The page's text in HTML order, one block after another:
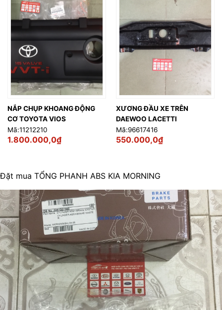
NẮP CHỤP KHOANG ĐỘNG
CƠ TOYOTA VIOS
Mã:11212210
1.800.000,0₫
XƯƠNG ĐẦU XE TRÊN
DAEWOO LACETTI
Mã:96617416
550.000,0₫
Đặt mua TỔNG PHANH ABS KIA MORNING